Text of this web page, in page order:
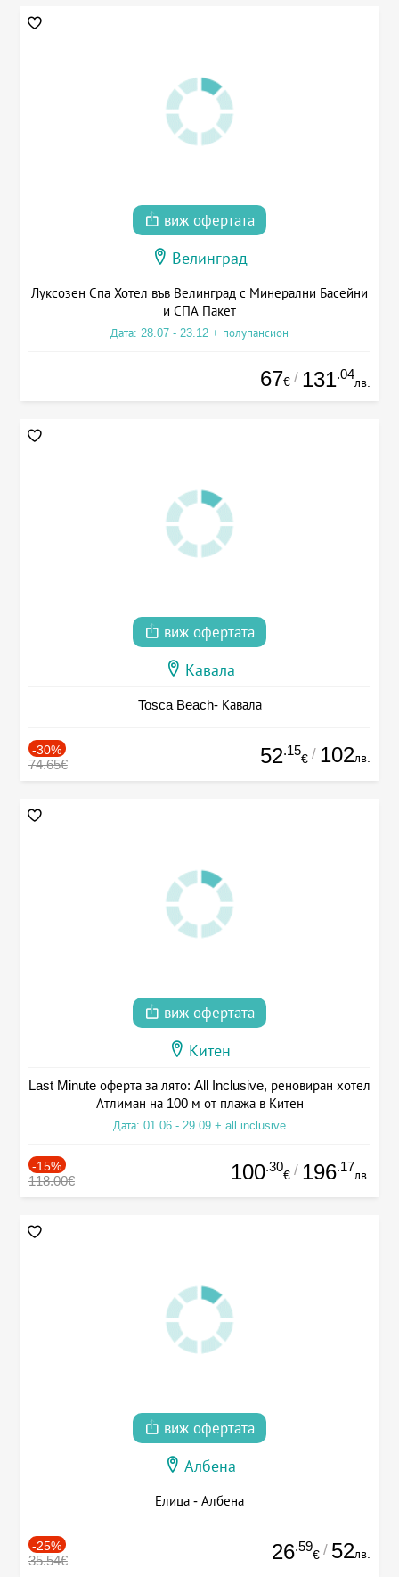
виж офертата
Велинград
Луксозен Спа Хотел във Велинград с Минерални Басейни
и СПА Пакет
Дата: 28.07 - 23.12 + полупансион
67€ / 131.04
лв.
виж офертата
Кавала
Tosca Beach- Кавала
-30%
74.65€ 52.15
€ / 102лв.
виж офертата
Китен
Last Minute оферта за лято: All Inclusive, реновиран хотел
Атлиман на 100 м от плажа в Китен
Дата: 01.06 - 29.09 + all inclusive
-15%
118.00€ 100.30
€ / 196.17
лв.
виж офертата
Албена
Елица - Албена
-25%
35.54€ 26.59
€ / 52лв.